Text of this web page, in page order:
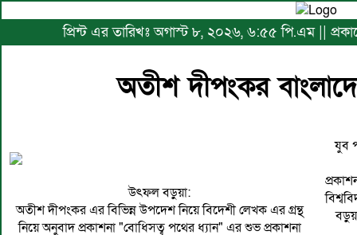
প্রিন্ট এর তারিখঃ অগাস্ট ৮, ২০২৬, ৬:৫৫ পি.এম ||
অতীশ দীপংকর
উৎফল বড়ুয়া:
অতীশ দীপংকর এর বিভিন্ন উপদেশ নিয়ে বিদেশী লেখক এর গ্রন্থ
নিয়ে অনুবাদ প্রকাশনা "বোধিসত্ব পথের ধ্যান" এর শুভ প্রকাশনা
যুব